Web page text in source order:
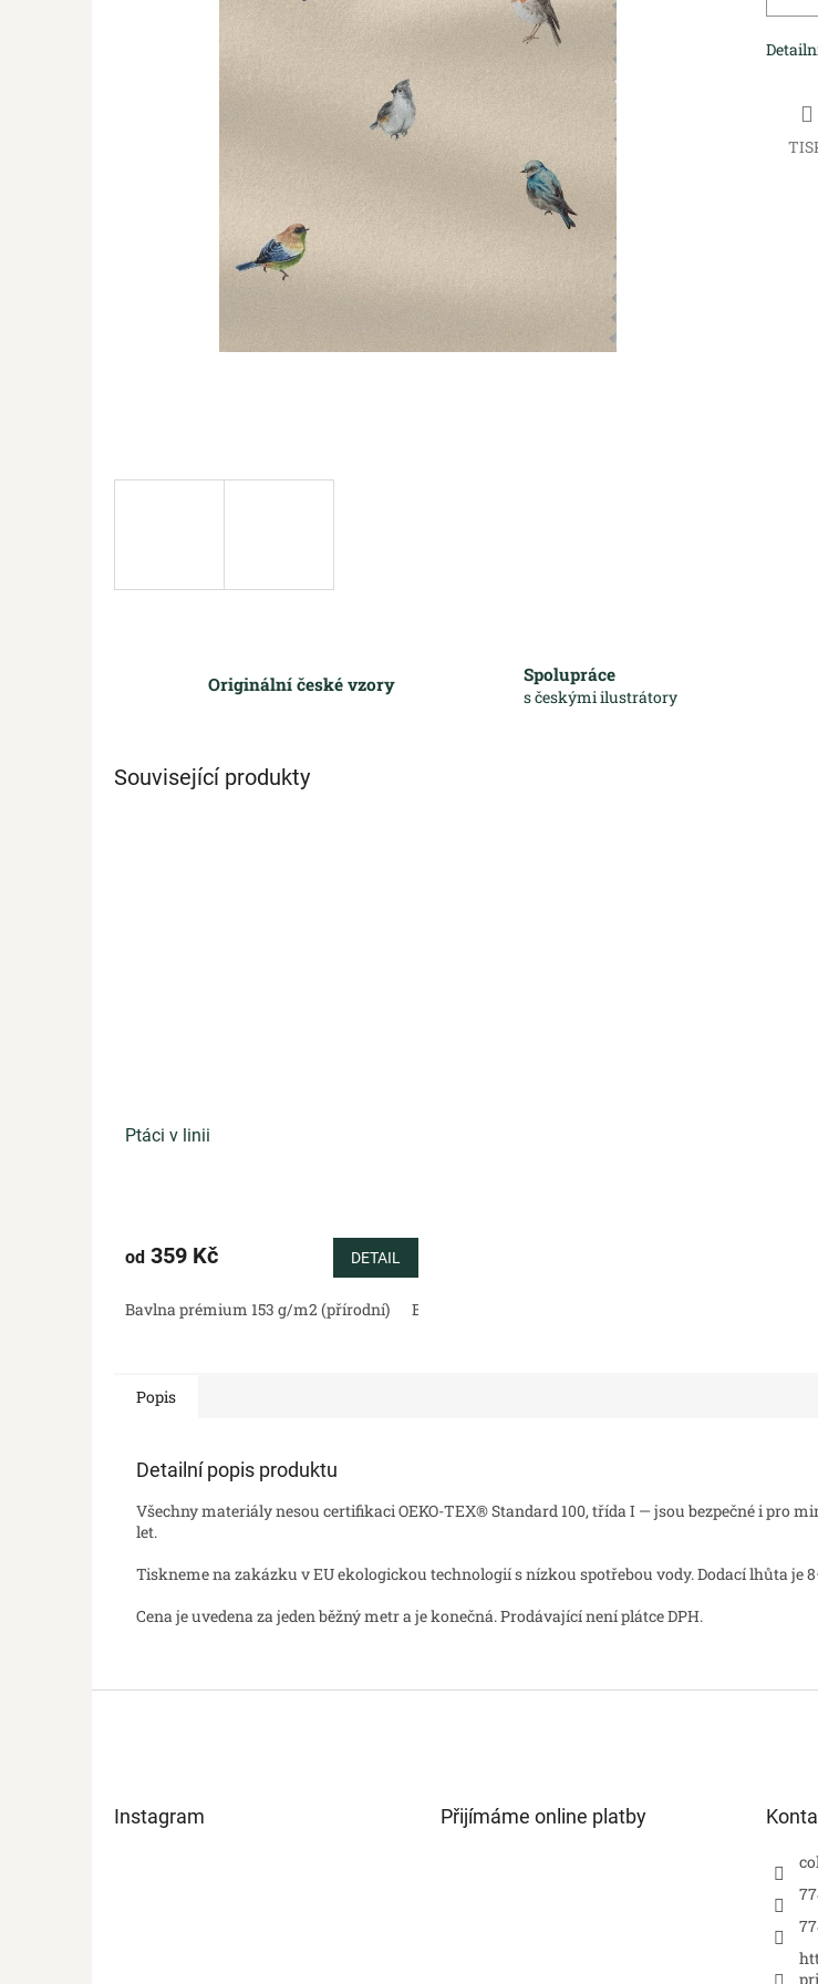
Originální české vzory Spolupráce
s českými ilustrátory
Související produkty
Ptáci v linii
od 359 Kč DETAIL
Bavlna prémium 153 g/m2 (přírodní) Bavlněný satén 130 g/m2 (přírodní)
Popis
Detailní popis produktu
Všechny materiály nesou certifikaci OEKO-TEX® Standard 100, třída I — jsou bezpečné i pro
let.
Tiskneme na zakázku v EU ekologickou technologií s nízkou spotřebou vody. Dodací lhůta je
Cena je uvedena za jeden běžný metr a je konečná. Prodávající není plátce DPH.
Instagram Přijímáme online platby